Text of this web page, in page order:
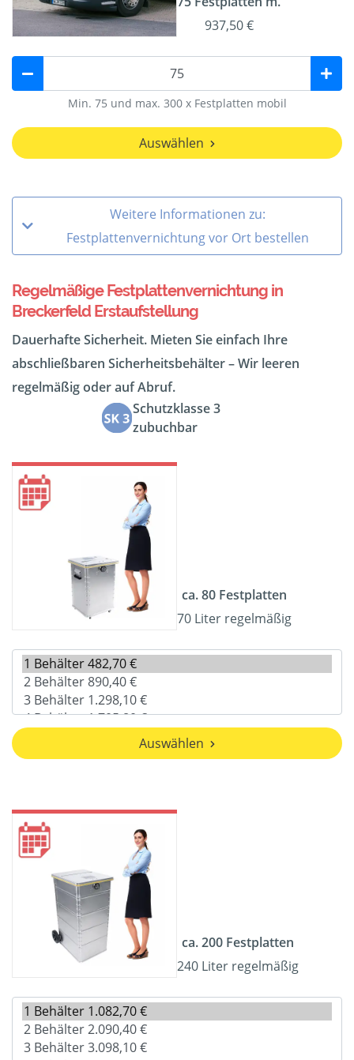
937,50 €
Min. 75 und max. 300 x Festplatten mobil
Auswählen
Weitere Informationen zu:
Festplattenvernichtung vor Ort bestellen
Regelmäßige Festplattenvernichtung in
Breckerfeld Erstaufstellung
Dauerhafte Sicherheit. Mieten Sie einfach Ihre
abschließbaren Sicherheitsbehälter – Wir leeren
regelmäßig oder auf Abruf.
Schutzklasse 3
zubuchbar
ca. 80 Festplatten
70 Liter regelmäßig
Auswählen
ca. 200 Festplatten
240 Liter regelmäßig